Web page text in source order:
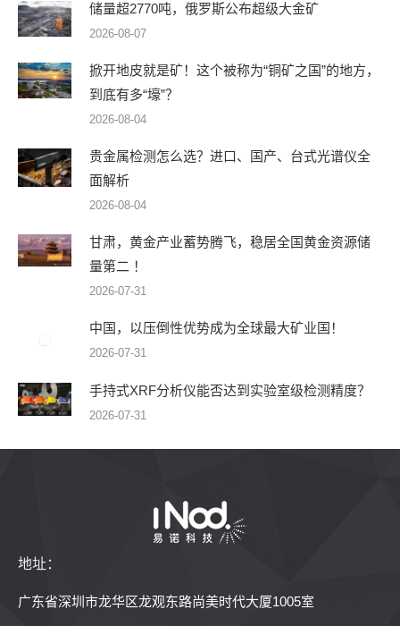
储量超2770吨，俄罗斯公布超级大金矿
2026-08-07
掀开地皮就是矿！这个被称为“铜矿之国”的地方，
到底有多“壕”？
2026-08-04
贵金属检测怎么选？进口、国产、台式光谱仪全
面解析
2026-08-04
甘肃，黄金产业蓄势腾飞，稳居全国黄金资源储
量第二 ！
2026-07-31
中国，以压倒性优势成为全球最大矿业国！
2026-07-31
手持式XRF分析仪能否达到实验室级检测精度？
2026-07-31
地址：
广东省深圳市龙华区龙观东路尚美时代大厦1005室